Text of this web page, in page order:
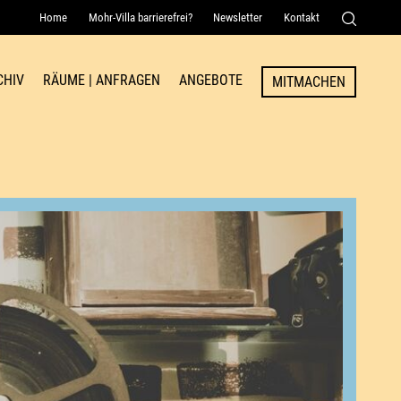
Home Mohr-Villa barrierefrei? Newsletter Kontakt
Senden
RÄUME | ANFRAGEN ANGEBOTE MITMACHEN